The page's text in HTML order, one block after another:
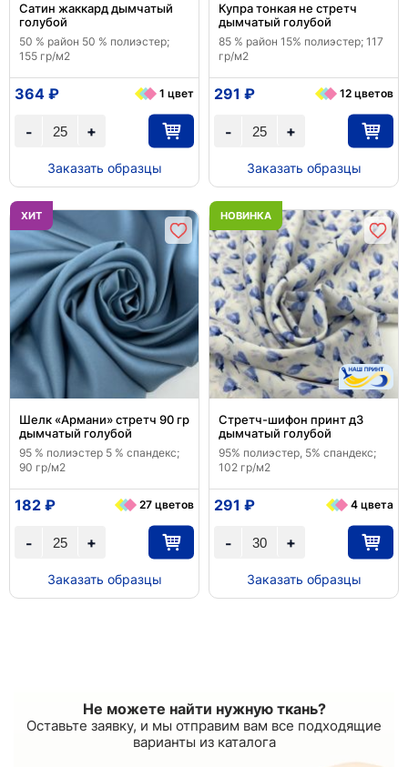
Сатин жаккард дымчатый
голубой
50 % район 50 % полиэстер;
155 гр/м2
+
-
364 ₽ 1 цвет
Заказать образцы
Купра тонкая не стретч
дымчатый голубой
85 % район 15% полиэстер; 117
гр/м2
+
-
291 ₽ 12 цветов
Заказать образцы
ХИТ
Шелк «Армани» стретч 90 гр
дымчатый голубой
95 % полиэстер 5 % спандекс;
90 гр/м2
+
-
182 ₽ 27 цветов
Заказать образцы
НОВИНКА
Стретч-шифон принт д3
дымчатый голубой
95% полиэстер, 5% спандекс;
102 гр/м2
+
-
291 ₽ 4 цвета
Заказать образцы
Не можете найти нужную ткань?
Оставьте заявку, и мы отправим вам все подходящие
варианты из каталога